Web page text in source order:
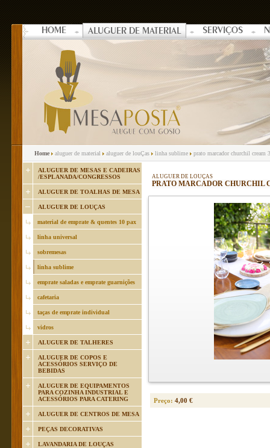
HOME ALUGUER DE MATERIAL SERVIÇOS
Home aluguer de material aluguer de louÇas linha sublime prato marcador churchil cream
ALUGUER DE MESAS E CADEIRAS
/ESPLANADA/CONGRESSOS
ALUGUER DE TOALHAS DE MESA
ALUGUER DE LOUÇAS
material de emprate & quentes 10 pax
linha universal
sobremesas
linha sublime
emprate saladas e emprate guarnições
cafetaria
taças de emprate individual
vidros
ALUGUER DE TALHERES
ALUGUER DE COPOS E
ACESSÓRIOS SERVIÇO DE
BEBIDAS
ALUGUER DE EQUIPAMENTOS
PARA COZINHA INDUSTRIAL E
ACESSÓRIOS PARA CATERING
ALUGUER DE CENTROS DE MESA
PEÇAS DECORATIVAS
LAVANDARIA DE LOUÇAS
ALUGUER DE LOUÇAS
PRATO MARCADOR CHURCHIL
Preço: 4,00 €